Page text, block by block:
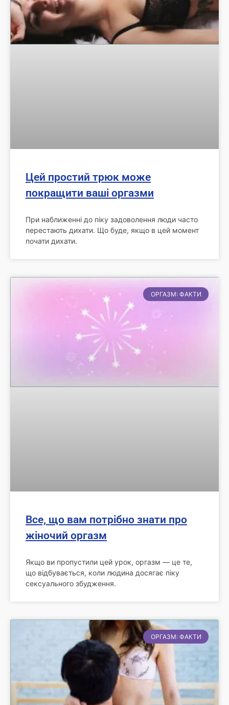
Цей простий трюк може
покращити ваші оргазми
При наближенні до піку задоволення люди часто
перестають дихати. Що буде, якщо в цей момент
почати дихати.
ОРГАЗМ: ФАКТИ
Все, що вам потрібно знати про
жіночий оргазм
Якщо ви пропустили цей урок, оргазм — це те,
що відбувається, коли людина досягає піку
сексуального збудження.
ОРГАЗМ: ФАКТИ